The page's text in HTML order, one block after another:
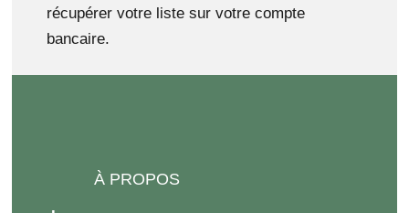
récupérer votre liste sur votre compte
bancaire.
À PROPOS